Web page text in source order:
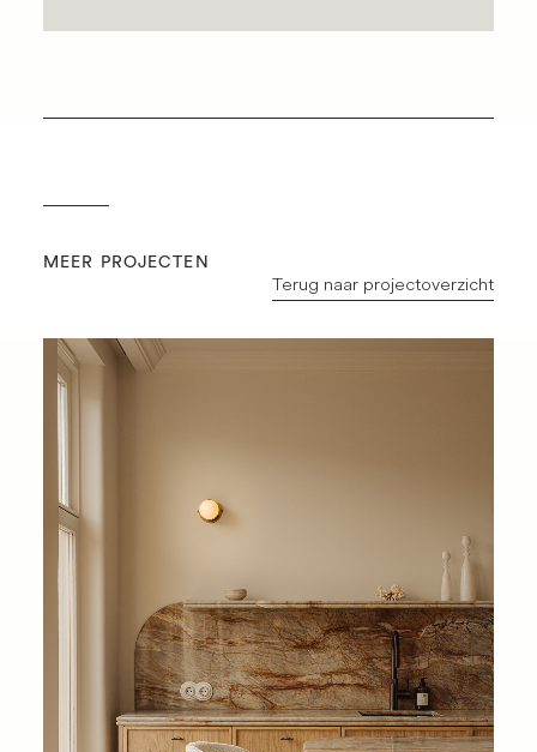
MEER PROJECTEN
Terug naar projectoverzicht